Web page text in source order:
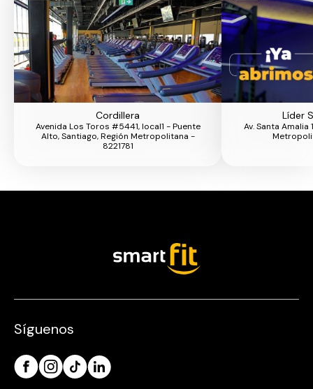
Cordillera
Avenida Los Toros #5441, local1 - Puente
Alto, Santiago, Región Metropolitana -
8221781
Líder
Av. Santa Amalia
Síguenos